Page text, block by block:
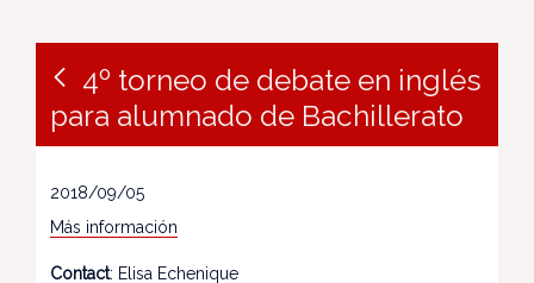
4º torneo de debate en inglés
para alumnado de Bachillerato
2018/09/05
Más información
Contact: Elisa Echenique